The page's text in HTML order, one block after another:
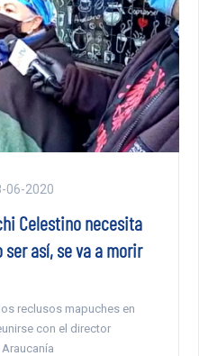
06-2020
Celestino necesita
ser así, se va a morir
reclusos mapuches en
con el director